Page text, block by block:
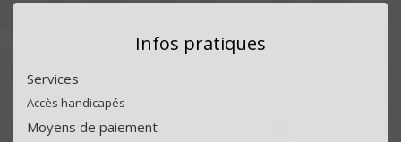
Infos pratiques
Services
Accès handicapés
Moyens de paiement